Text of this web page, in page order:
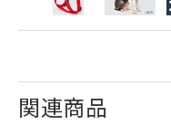
関連商品